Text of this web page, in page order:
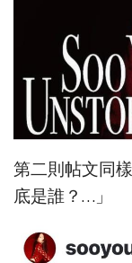
第二則帖文同
底是誰？…」